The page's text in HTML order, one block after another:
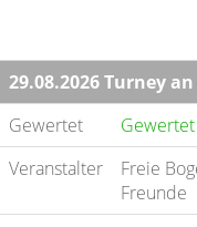
29.08.2026 Turney
Gewertet
Gewertet
Veranstalter
Freie
Freunde